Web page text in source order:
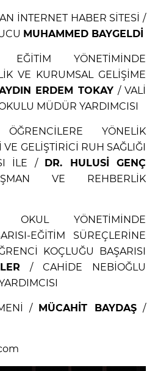
İNTERNET HABER SİTESİ /
MUHAMMED BAYGELDİ
YÖNETİMİNDE
VE KURUMSAL GELİŞİME
ERDEM TOKAY / VALİ
MÜDÜR YARDIMCISI
YÖNELİK
GELİŞTİRİCİ RUH SAĞLIĞI
İLE /
DR. HULUSİ GENÇ
VE REHBERLİK
OKUL YÖNETİMİNDE
EĞİTİM SÜREÇLERİNE
KOÇLUĞU BAŞARISI
/ CAHİDE NEBİOĞLU
/ MÜCAHİT BAYDAŞ/